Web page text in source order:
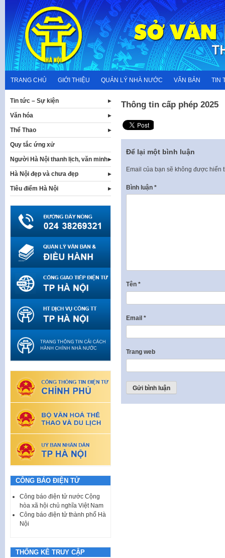
content
TRANG CHỦ GIỚI THIỆU QUẢN LÝ NHÀ NƯỚC VĂN BẢN TIN
Thông tin cấp phép 2025
Để lại một bình luận
Email của bạn sẽ không được hiển
Bình luận *
Tên *
Email *
Trang web
Tin tức – Sự kiện
Văn hóa
Thể Thao
Quy tắc ứng xử
Người Hà Nội thanh lịch, văn minh
Hà Nội đẹp và chưa đẹp
Tiêu điểm Hà Nội
CÔNG BÁO ĐIỆN TỬ
Công báo điện tử nước Cộng
hòa xã hội chủ nghĩa Việt Nam
Công báo điện tử thành phố Hà
Nội
THỐNG KÊ TRUY CẬP